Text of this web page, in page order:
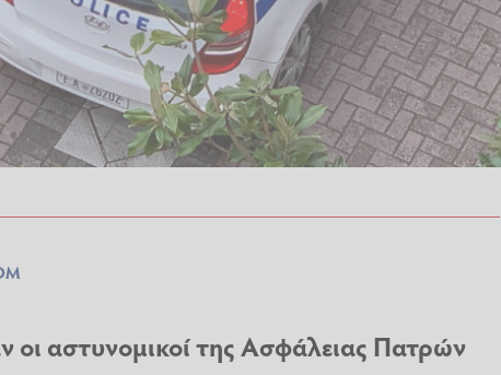
αστυνομικοί της Ασφάλειας Πατρών